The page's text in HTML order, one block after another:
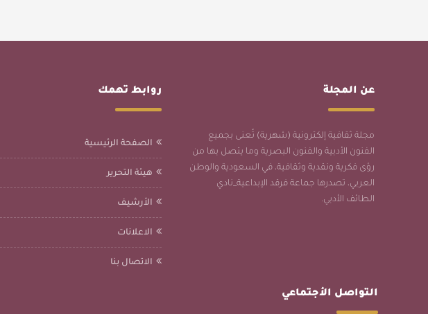
عن المجلة
مجلة ثقافية إلكترونية (شهرية) تُعنى بجميع
الفنون الأدبية والفنون البصرية وما يتصل بها من
رؤى فكرية ونقدية وثقافية، في السعودية والوطن
العربي، تصدرها جماعة فرقد الإبداعية_نادي
الطائف الأدبي.
روابط تهمك
الصفحة الرئيسية
هيئة التحرير
الأرشيف
الاعلانات
الاتصال بنا
التواصل الأجتماعي